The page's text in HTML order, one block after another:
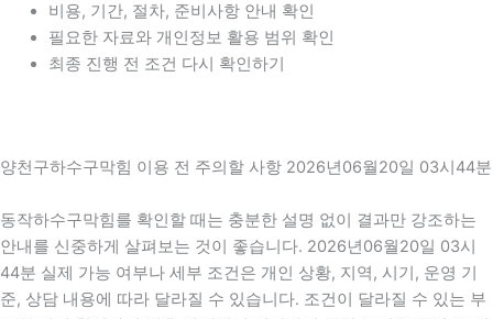
비용, 기간, 절차, 준비사항 안내 확인
필요한 자료와 개인정보 활용 범위 확인
최종 진행 전 조건 다시 확인하기
양천구하수구막힘 이용 전 주의할 사항 2026년06월20일 03시44분
동작하수구막힘를 확인할 때는 충분한 설명 없이 결과만 강조하는
안내를 신중하게 살펴보는 것이 좋습니다. 2026년06월20일 03시
44분 실제 가능 여부나 세부 조건은 개인 상황, 지역, 시기, 운영 기
준, 상담 내용에 따라 달라질 수 있습니다. 조건이 달라질 수 있는 부